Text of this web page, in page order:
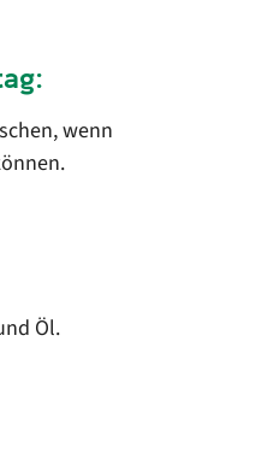
wenn
Öl.